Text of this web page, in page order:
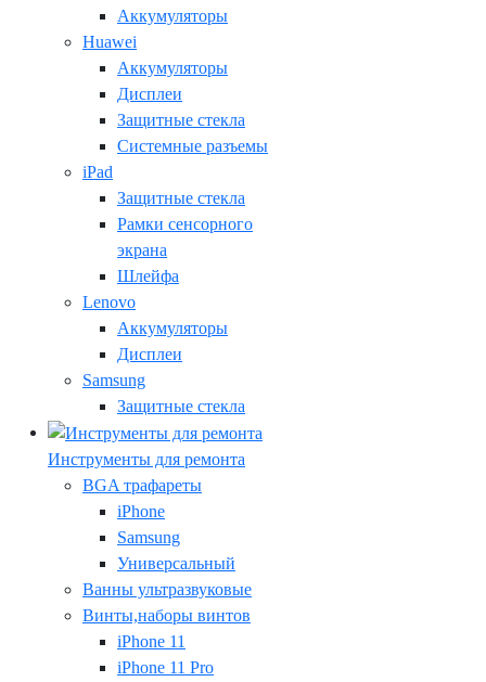
Аккумуляторы
Huawei
Аккумуляторы
Дисплеи
Защитные стекла
Системные разъемы
iPad
Защитные стекла
Рамки сенсорного
экрана
Шлейфа
Lenovo
Аккумуляторы
Дисплеи
Samsung
Защитные стекла
Инструменты для ремонта
BGA трафареты
iPhone
Samsung
Универсальный
Ванны ультразвуковые
Винты,наборы винтов
iPhone 11
iPhone 11 Pro